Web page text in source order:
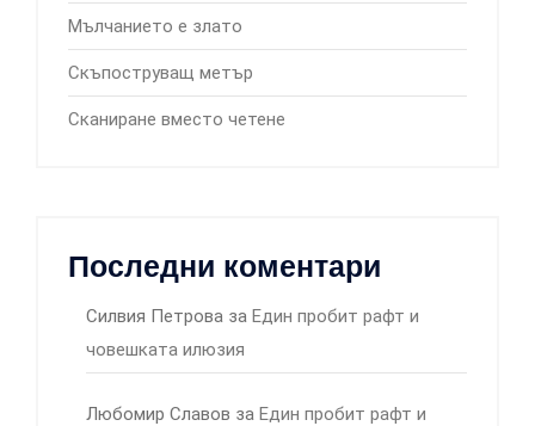
Мълчанието е злато
Скъпоструващ метър
Сканиране вместо четене
Последни коментари
Силвия Петрова за Един пробит рафт и
човешката илюзия
Любомир Славов за Един пробит рафт и